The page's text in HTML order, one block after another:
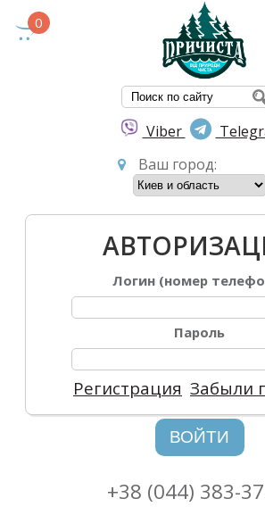
Viber
Ваш город:
Логин (номер
Пароль
Регистрация Забыли
ВОЙТИ
0
+38 (044) 383-